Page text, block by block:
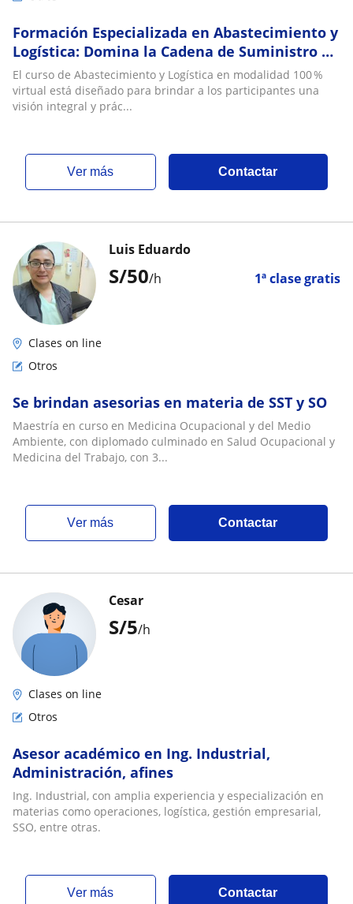
Formación Especializada en Abastecimiento y
Logística: Domina la Cadena de Suministro de
Principio a Fin
El curso de Abastecimiento y Logística en modalidad 100 %
virtual está diseñado para brindar a los participantes una
visión integral y prác...
ver más Contactar
S/50/h 1ª clase gratis
Luis Eduardo
Clases on line
Otros
Se brindan asesorias en materia de SST y SO
Maestría en curso en Medicina Ocupacional y del Medio
Ambiente, con diplomado culminado en Salud Ocupacional y
Medicina del Trabajo, con 3...
ver más Contactar
S/5/h
Cesar
Clases on line
Otros
Asesor académico en Ing. Industrial,
Administración, afines
Ing. Industrial, con amplia experiencia y especialización en
materias como operaciones, logística, gestión empresarial,
SSO, entre otras.
ver más Contactar